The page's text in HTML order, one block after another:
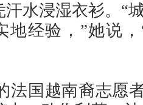
汗水浸湿衣衫。“
地经验，”她说
法国越南裔志愿